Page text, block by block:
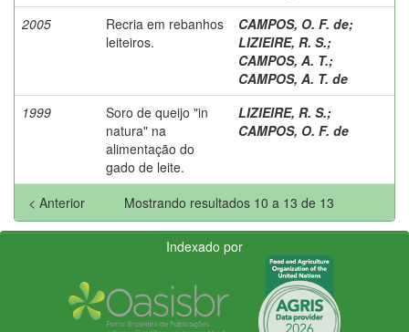
2005
Recria em rebanhos
leiteiros.
CAMPOS, O. F. de;
LIZIEIRE, R. S.;
CAMPOS, A. T.;
CAMPOS, A. T. de
1999
Soro de queijo "in
natura" na
alimentação do
gado de leite.
LIZIEIRE, R. S.;
CAMPOS, O. F. de
Mostrando resultados 10 a 13 de 13
< Anterior
Indexado por